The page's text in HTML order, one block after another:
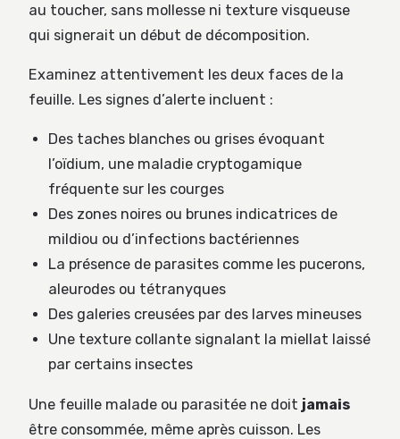
au toucher, sans mollesse ni texture visqueuse
qui signerait un début de décomposition.
Examinez attentivement les deux faces de la
feuille. Les signes d’alerte incluent :
Des taches blanches ou grises évoquant
l’oïdium, une maladie cryptogamique
fréquente sur les courges
Des zones noires ou brunes indicatrices de
mildiou ou d’infections bactériennes
La présence de parasites comme les pucerons,
aleurodes ou tétranyques
Des galeries creusées par des larves mineuses
Une texture collante signalant la miellat laissé
par certains insectes
Une feuille malade ou parasitée ne doit jamais
être consommée, même après cuisson. Les